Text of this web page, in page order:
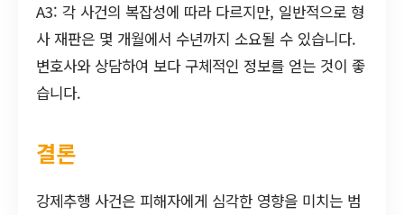
A3: 각 사건의 복잡성에 따라 다르지만, 일반적으로 형
사 재판은 몇 개월에서 수년까지 소요될 수 있습니다.
변호사와 상담하여 보다 구체적인 정보를 얻는 것이 좋
습니다.
결론
강제추행 사건은 피해자에게 심각한 영향을 미치는 범